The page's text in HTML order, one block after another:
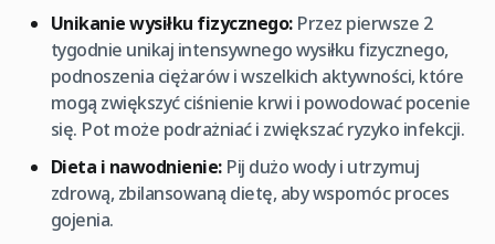
Unikanie wysiłku fizycznego:Przez pierwsze 2
tygodnie unikaj intensywnego wysiłku fizycznego,
podnoszenia ciężarów i wszelkich aktywności, które
mogą zwiększyć ciśnienie krwi i powodować pocenie
się. Pot może podrażniać i zwiększać ryzyko infekcji.
Dieta i nawodnienie:Pij dużo wody i utrzymuj
zdrową, zbilansowaną dietę, aby wspomóc proces
gojenia.